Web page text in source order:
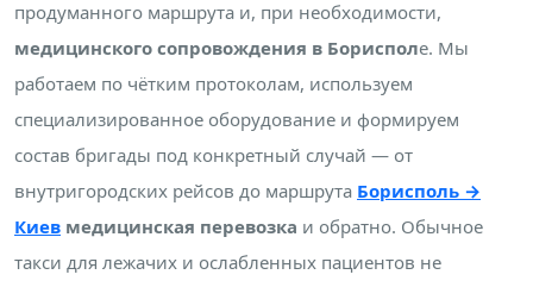
продуманного маршрута и, при необходимости,
медицинского сопровождения в Борисполе. Мы
работаем по чётким протоколам, используем
специализированное оборудование и формируем
состав бригады под конкретный случай — от
внутригородских рейсов до маршрута Борисполь →
Киев медицинская перевозка и обратно. Обычное
такси для лежачих и ослабленных пациентов не